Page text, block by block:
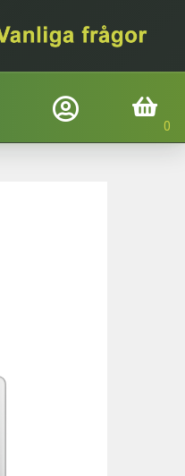
Företagslogin Inköpskorg